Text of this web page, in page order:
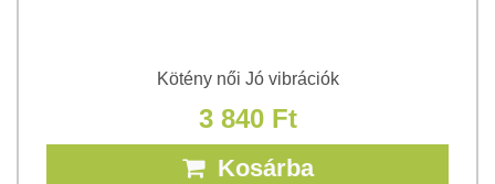
Kötény női Jó vibrációk
3 840 Ft
Kosárba